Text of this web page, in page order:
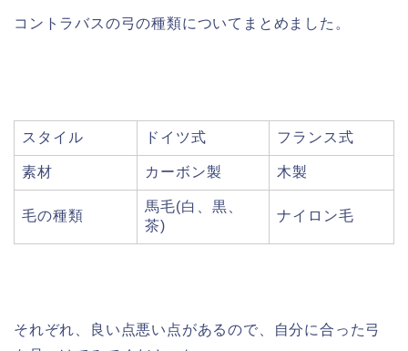
コントラバスの弓の種類についてまとめました。
スタイル ドイツ式 フランス式
素材 カーボン製 木製
毛の種類
馬毛(白、黒、
茶)
ナイロン毛
それぞれ、良い点悪い点があるので、自分に合った弓